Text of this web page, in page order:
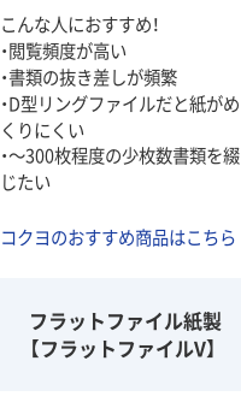
こんな人におすすめ！
・閲覧頻度が高い
・書類の抜き差しが頻繁
・D型リングファイルだと紙がめ
くりにくい
・～300枚程度の少枚数書類を綴
じたい
コクヨのおすすめ商品はこちら
フラットファイル紙製
【フラットファイルV】